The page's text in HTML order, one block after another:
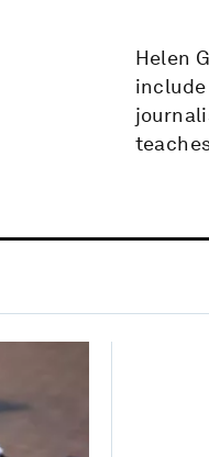
Helen
include